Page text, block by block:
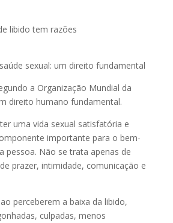
libido tem razões
sexual: um direito fundamental
a Organização Mundial da
direito humano fundamental.
uma vida sexual satisfatória e
importante para o bem-
pessoa. Não se trata apenas de
prazer, intimidade, comunicação e
perceberem a baixa da libido,
culpadas, menos